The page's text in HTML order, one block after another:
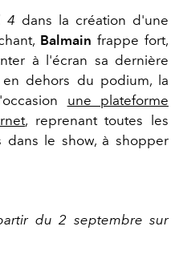
4 dans la création d'une
Balmain frappe fort,
à l'écran sa dernière
dehors du podium, la
une plateforme
, reprenant toutes les
dans le show, à shopper
du 2 septembre sur